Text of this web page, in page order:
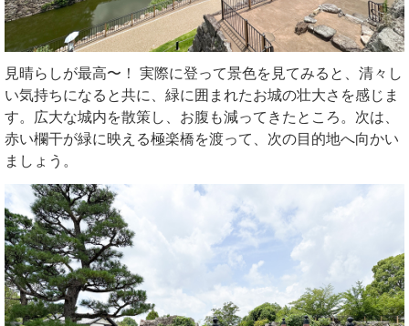
見晴らしが最高〜！ 実際に登って景色を見てみると、清々し
い気持ちになると共に、緑に囲まれたお城の壮大さを感じま
す。広大な城内を散策し、お腹も減ってきたところ。次は、
赤い欄干が緑に映える極楽橋を渡って、次の目的地へ向かい
ましょう。